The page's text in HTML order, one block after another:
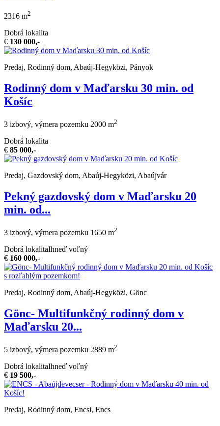
2316 m2
Dobrá lokalita
€ 130 000,-
Predaj, Rodinný dom, Abaúj-Hegyközi, Pányok
Rodinný dom v Maďarsku 30 min. od
Košíc
3 izbový, výmera pozemku 2000 m2
Dobrá lokalita
€ 85 000,-
Predaj, Gazdovský dom, Abaúj-Hegyközi, Abaújvár
Pekný gazdovský dom v Maďarsku 20
min. od...
3 izbový, výmera pozemku 1650 m2
Dobrá lokalitaIhneď voľný
€ 160 000,-
Predaj, Rodinný dom, Abaúj-Hegyközi, Gönc
Gönc- Multifunkčný rodinný dom v
Maďarsku 20...
5 izbový, výmera pozemku 2889 m2
Dobrá lokalitaIhneď voľný
€ 19 500,-
Predaj, Rodinný dom, Encsi, Encs